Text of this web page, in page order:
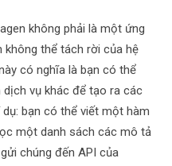
không phải là một ứng
không thể tách rời của hệ
có nghĩa là bạn có thể
vụ khác để tạo ra các
bạn có thể viết một hàm
một danh sách các mô tả
chúng đến API của